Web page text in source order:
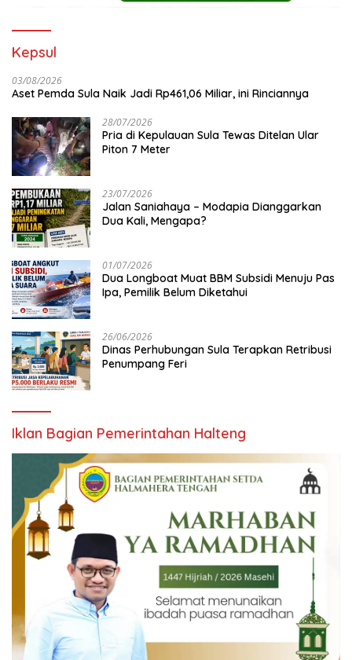
Kepsul
03/08/2026
Aset Pemda Sula Naik Jadi Rp461,06 Miliar, ini Rinciannya
28/07/2026
Pria di Kepulauan Sula Tewas Ditelan Ular
Piton 7 Meter
23/07/2026
Jalan Saniahaya – Modapia Dianggarkan
Dua Kali, Mengapa?
01/07/2026
Dua Longboat Muat BBM Subsidi Menuju Pas
Ipa, Pemilik Belum Diketahui
26/06/2026
Dinas Perhubungan Sula Terapkan Retribusi
Penumpang Feri
Iklan Bagian Pemerintahan Halteng